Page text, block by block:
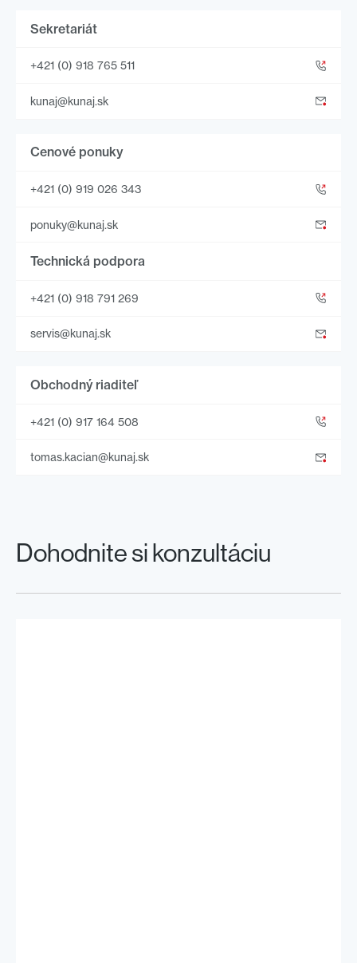
Sekretariát
+421 (0) 918 765 511
kunaj@kunaj.sk
Cenové ponuky
+421 (0) 919 026 343
ponuky@kunaj.sk
Technická podpora
+421 (0) 918 791 269
servis@kunaj.sk
Obchodný riaditeľ
+421 (0) 917 164 508
tomas.kacian@kunaj.sk
Dohodnite si konzultáciu